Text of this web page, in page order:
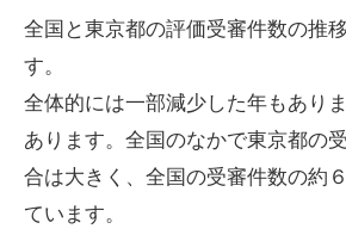
全国と東京都の評価受審件数の推
す。
全体的には一部減少した年もあり
あります。全国のなかで東京都の
合は大きく、全国の受審件数の約
ています。